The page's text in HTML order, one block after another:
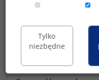
Tylko
niezbędne